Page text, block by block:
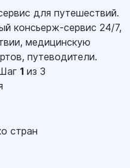
для путешествий.
консьерж-сервис 24/7,
медицинскую
путеводители.
1 из 3
стран